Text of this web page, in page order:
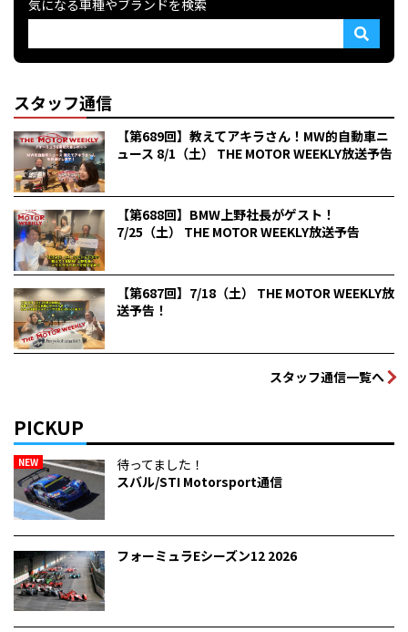
気になる車種やブランドを検索
スタッフ通信
【第689回】教えてアキラさん！MW的自動車ニ
ュース 8/1（土） THE MOTOR WEEKLY放送予告
【第688回】BMW上野社長がゲスト！
7/25（土） THE MOTOR WEEKLY放送予告
【第687回】7/18（土） THE MOTOR WEEKLY放
送予告！
スタッフ通信一覧へ
PICKUP
NEW
待ってました！
スバル/STI Motorsport通信
フォーミュラEシーズン12 2026